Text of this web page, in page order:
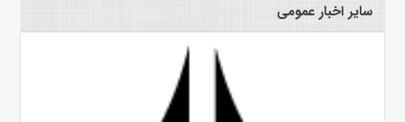
سایر اخبار عمومی